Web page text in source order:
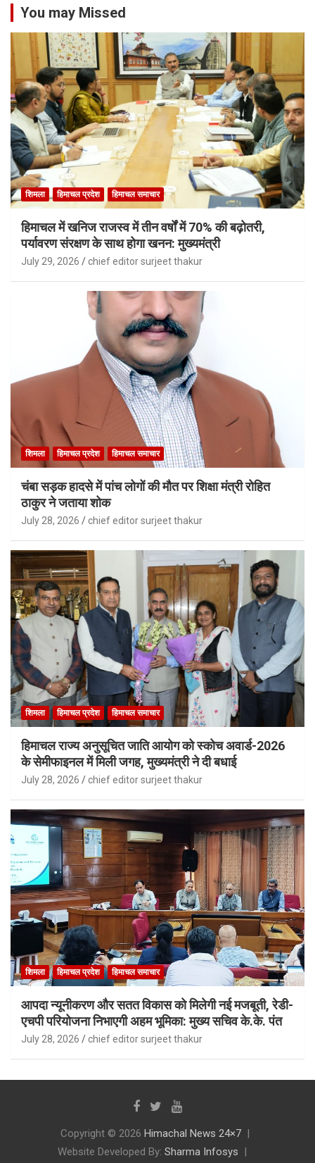
You may Missed
शिमला हिमाचल प्रदेश हिमाचल समाचार
हिमाचल में खनिज राजस्व में तीन वर्षों में 70% की बढ़ोतरी,
पर्यावरण संरक्षण के साथ होगा खनन: मुख्यमंत्री
July 29, 2026 chief editor surjeet thakur
शिमला हिमाचल प्रदेश हिमाचल समाचार
चंबा सड़क हादसे में पांच लोगों की मौत पर शिक्षा मंत्री रोहित
ठाकुर ने जताया शोक
July 28, 2026 chief editor surjeet thakur
शिमला हिमाचल प्रदेश हिमाचल समाचार
हिमाचल राज्य अनुसूचित जाति आयोग को स्कोच अवार्ड-2026
के सेमीफाइनल में मिली जगह, मुख्यमंत्री ने दी बधाई
July 28, 2026 chief editor surjeet thakur
शिमला हिमाचल प्रदेश हिमाचल समाचार
आपदा न्यूनीकरण और सतत विकास को मिलेगी नई मजबूती, रेडी-
एचपी परियोजना निभाएगी अहम भूमिका: मुख्य सचिव के.के. पंत
July 28, 2026 chief editor surjeet thakur
Copyright © 2026 Himachal News 24×7
Website Developed By: Sharma Infosys